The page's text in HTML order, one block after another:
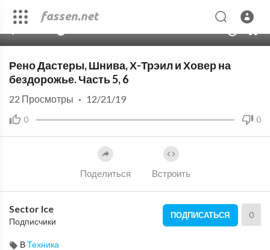
Рено Дастеры, Шнива, Х-Трэил и Ховер на
бездорожье. Часть 5, 6
0 0
22 Просмотры · 12/21/19
Поделиться Встроить
Sector Ice
Подписчики
ПОДПИСАТЬСЯ 0
ВТехника